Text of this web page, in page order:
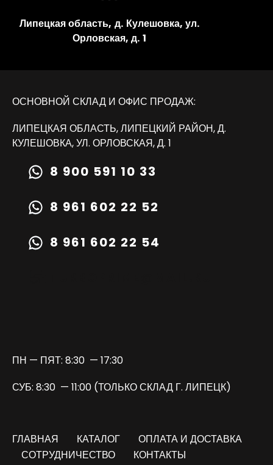
Липецкая область, д. Кулешовка, ул.
Орловская, д. 1
ОСНОВНОЙ СКЛАД И ОФИС ПРОДАЖ:
ЛИПЕЦКАЯ ОБЛАСТЬ, ЛИПЕЦКИЙ РАЙОН, Д.
КУЛЕШОВКА, УЛ. ОРЛОВСКАЯ, Д. 1
8 900 591 10 33
8 961 602 22 52
8 961 602 22 54
ПН — ПЯТ: 8:30 — 17:30
СУБ: 8:30 — 11:00 (ТОЛЬКО СКЛАД Г. ЛИПЕЦК)
ГЛАВНАЯ КАТАЛОГ
ОПЛАТА И ДОСТАВКА
СОТРУДНИЧЕСТВО
КОНТАКТЫ